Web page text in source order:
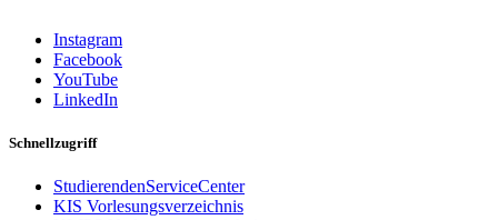
Instagram
Facebook
YouTube
LinkedIn
Schnellzugriff
StudierendenServiceCenter
KIS Vorlesungsverzeichnis